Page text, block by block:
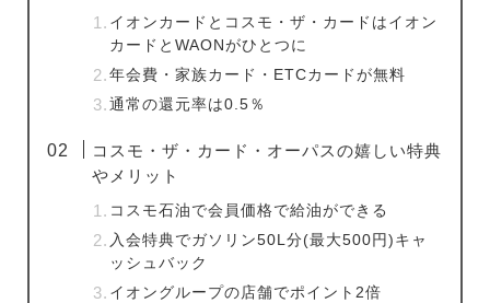
イオンカードとコスモ・ザ・カードはイオン
カードとWAONがひとつに
年会費・家族カード・ETCカードが無料
通常の還元率は0.5％
コスモ・ザ・カード・オーパスの嬉しい特典
やメリット
コスモ石油で会員価格で給油ができる
入会特典でガソリン50L分(最大500円)キャ
ッシュバック
イオングループの店舗でポイント2倍